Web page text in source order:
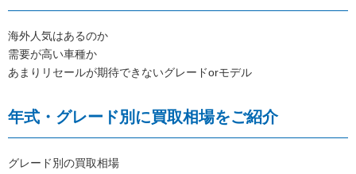
海外人気はあるのか
需要が高い車種か
あまりリセールが期待できないグレードorモデル
年式・グレード別に買取相場をご紹介
グレード別の買取相場